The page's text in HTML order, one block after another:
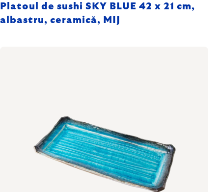
Platoul de sushi SKY BLUE 42 x 21 cm,
albastru, ceramică, MIJ